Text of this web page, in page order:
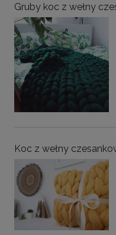
Gruby koc z wełny
Koc z wełny